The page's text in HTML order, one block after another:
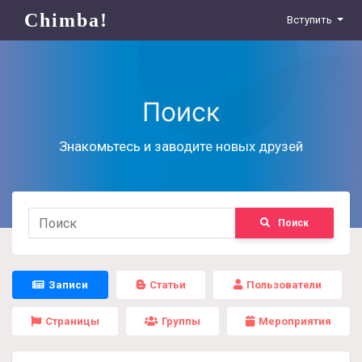
Chimba! Вступить
Поиск
Знакомьтесь и заводите новых друзей
Поиск
Записи Статьи Пользователи
Страницы Группы Мероприятия